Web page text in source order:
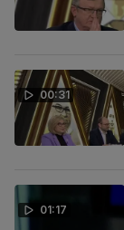
00:31
01:17